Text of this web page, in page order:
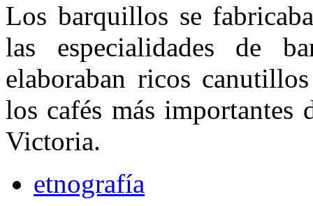
Los barquillos se
las es­pecialidades de
elaboraban ricos
los cafés más importan­tes
Victoria.
etnografía